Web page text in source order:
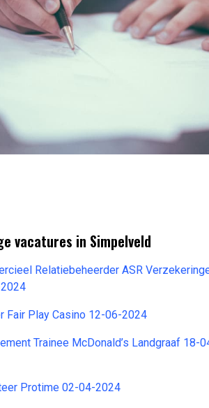
vacatures in Simpelveld
Relatiebeheerder ASR
Fair Play Casino 12-06-2024
Trainee McDonald’s Landgraaf 18-
Protime 02-04-2024